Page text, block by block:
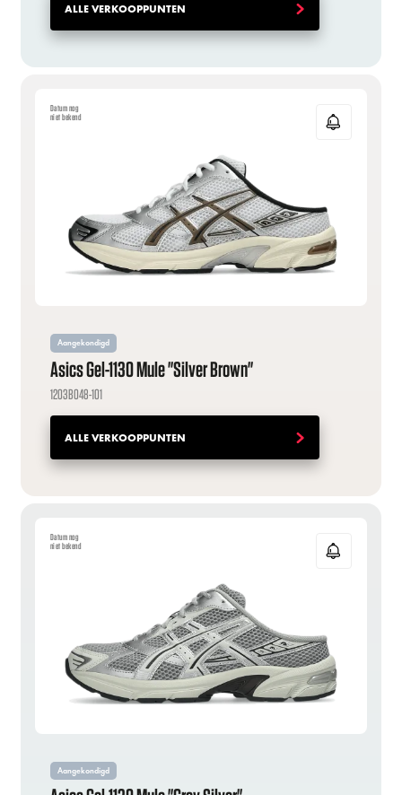
ALLE VERKOOPPUNTEN
Datum nog
niet bekend
Aangekondigd
Asics Gel-1130 Mule "Silver Brown"
1203B048-101
ALLE VERKOOPPUNTEN
Datum nog
niet bekend
Aangekondigd